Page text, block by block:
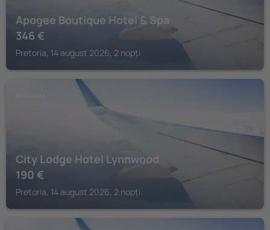
Apogee Boutique Hotel & Spa
346 €
Pretoria, 14 august 2026, 2 nopți
City Lodge Hotel Lynnwood
190 €
Pretoria, 14 august 2026, 2 nopți